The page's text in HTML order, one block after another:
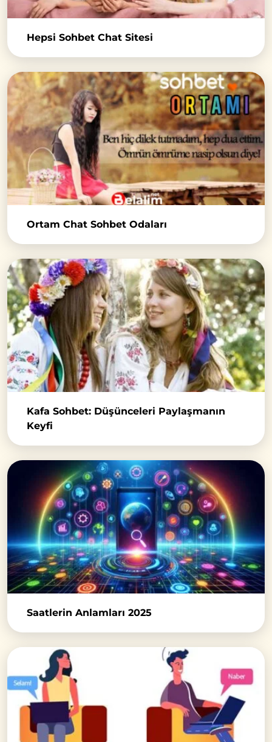
Hepsi Sohbet Chat Sitesi
Ortam Chat Sohbet Odaları
Kafa Sohbet: Düşünceleri Paylaşmanın
Keyfi
Saatlerin Anlamları 2025